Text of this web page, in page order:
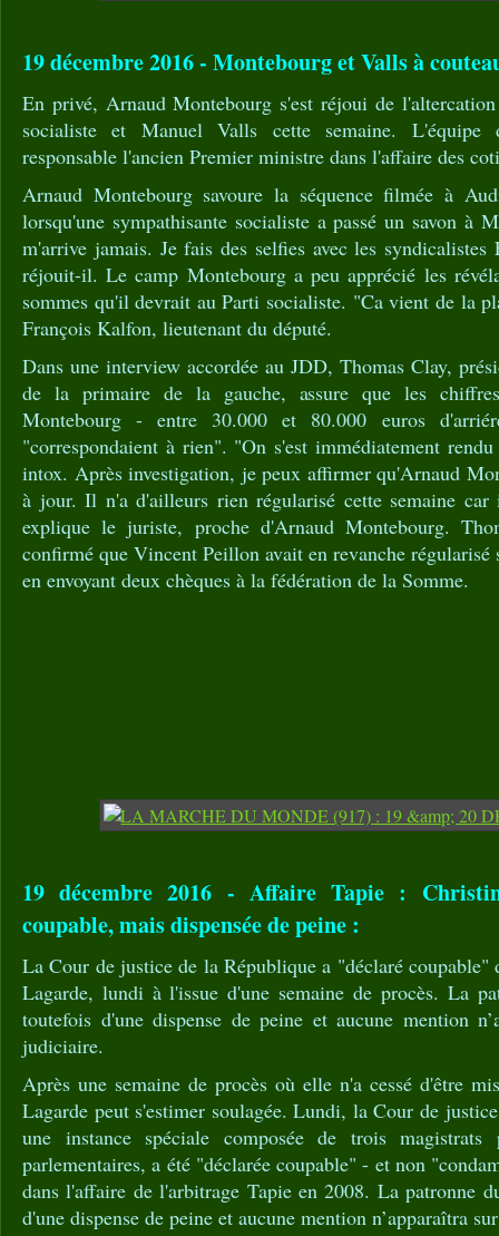
19 décembre 2016 - Montebourg et Valls à
En privé, Arnaud Montebourg s'est réjoui de
socialiste et Manuel Valls cette semaine.
responsable l'ancien Premier ministre dans l'affaire des
Arnaud Montebourg savoure la séquence filmée à
lorsqu'une sympathisante socialiste a passé un savon à
m'arrive jamais. Je fais des selfies avec les
réjouit-il. Le camp Montebourg a peu apprécié les
sommes qu'il devrait au Parti socialiste. "Ca vient de la
François Kalfon, lieutenant du député.
Dans une interview accordée au JDD, Thomas Clay,
de la primaire de la gauche, assure que les
Montebourg - entre 30.000 et 80.000 euros
"correspondaient à rien". "On s'est immédiatement
intox. Après investigation, je peux affirmer qu'Arnaud
à jour. Il n'a d'ailleurs rien régularisé cette semaine
explique le juriste, proche d'Arnaud Montebourg.
confirmé que Vincent Peillon avait en revanche régularisé
en envoyant deux chèques à la fédération de la Somme.
19 décembre 2016 - Affaire Tapie :
coupable, mais dispensée de peine :
La Cour de justice de la République a "déclaré
Lagarde, lundi à l'issue d'une semaine de procès. La
toutefois d'une dispense de peine et aucune mention
judiciaire.
Après une semaine de procès où elle n'a cessé d'être
Lagarde peut s'estimer soulagée. Lundi, la Cour de
une instance spéciale composée de trois magistrats
parlementaires, a été "déclarée coupable" - et non
dans l'affaire de l'arbitrage Tapie en 2008. La patronne
d'une dispense de peine et aucune mention n’apparaîtra